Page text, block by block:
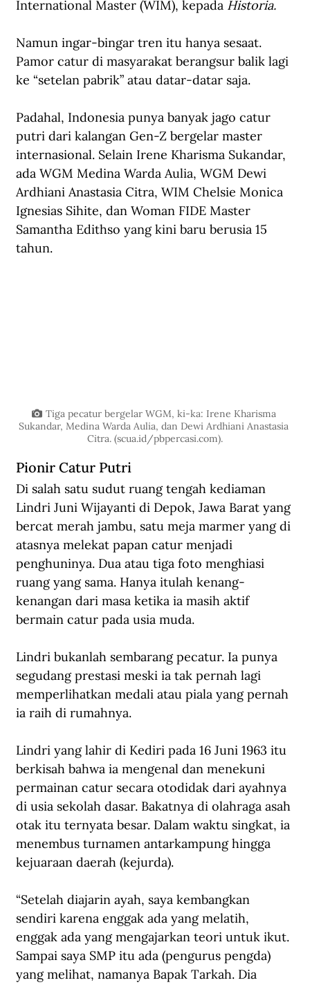
International Master (WIM), kepada Historia.
Namun ingar-bingar tren itu hanya sesaat.
Pamor catur di masyarakat berangsur balik lagi
ke “setelan pabrik” atau datar-datar saja.
Padahal, Indonesia punya banyak jago catur
putri dari kalangan Gen-Z bergelar master
internasional. Selain Irene Kharisma Sukandar,
ada WGM Medina Warda Aulia, WGM Dewi
Ardhiani Anastasia Citra, WIM Chelsie Monica
Ignesias Sihite, dan Woman FIDE Master
Samantha Edithso yang kini baru berusia 15
tahun.
Tiga pecatur bergelar WGM, ki-ka: Irene Kharisma
Sukandar, Medina Warda Aulia, dan Dewi Ardhiani Anastasia
Citra. (scua.id/pbpercasi.com).
Pionir Catur Putri
Di salah satu sudut ruang tengah kediaman
Lindri Juni Wijayanti di Depok, Jawa Barat yang
bercat merah jambu, satu meja marmer yang di
atasnya melekat papan catur menjadi
penghuninya. Dua atau tiga foto menghiasi
ruang yang sama. Hanya itulah kenang-
kenangan dari masa ketika ia masih aktif
bermain catur pada usia muda.
Lindri bukanlah sembarang pecatur. Ia punya
segudang prestasi meski ia tak pernah lagi
memperlihatkan medali atau piala yang pernah
ia raih di rumahnya.
Lindri yang lahir di Kediri pada 16 Juni 1963 itu
berkisah bahwa ia mengenal dan menekuni
permainan catur secara otodidak dari ayahnya
di usia sekolah dasar. Bakatnya di olahraga asah
otak itu ternyata besar. Dalam waktu singkat, ia
menembus turnamen antarkampung hingga
kejuaraan daerah (kejurda).
“Setelah diajarin ayah, saya kembangkan
sendiri karena enggak ada yang melatih,
enggak ada yang mengajarkan teori untuk ikut.
Sampai saya SMP itu ada (pengurus pengda)
yang melihat, namanya Bapak Tarkah. Dia